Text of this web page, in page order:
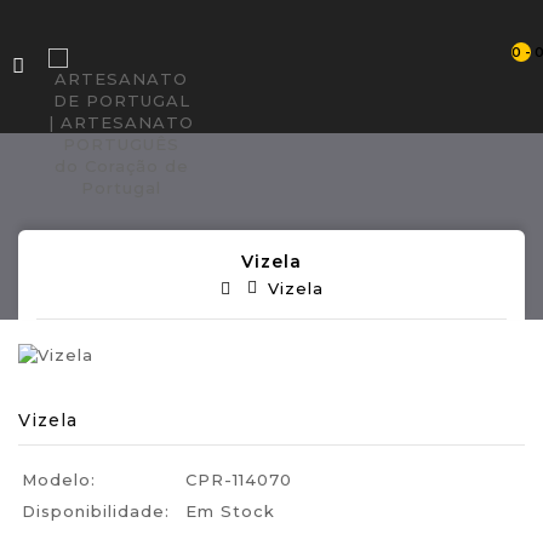
0 -
Vizela
Vizela
Vizela
Modelo:
CPR-114070
Disponibilidade:
Em Stock